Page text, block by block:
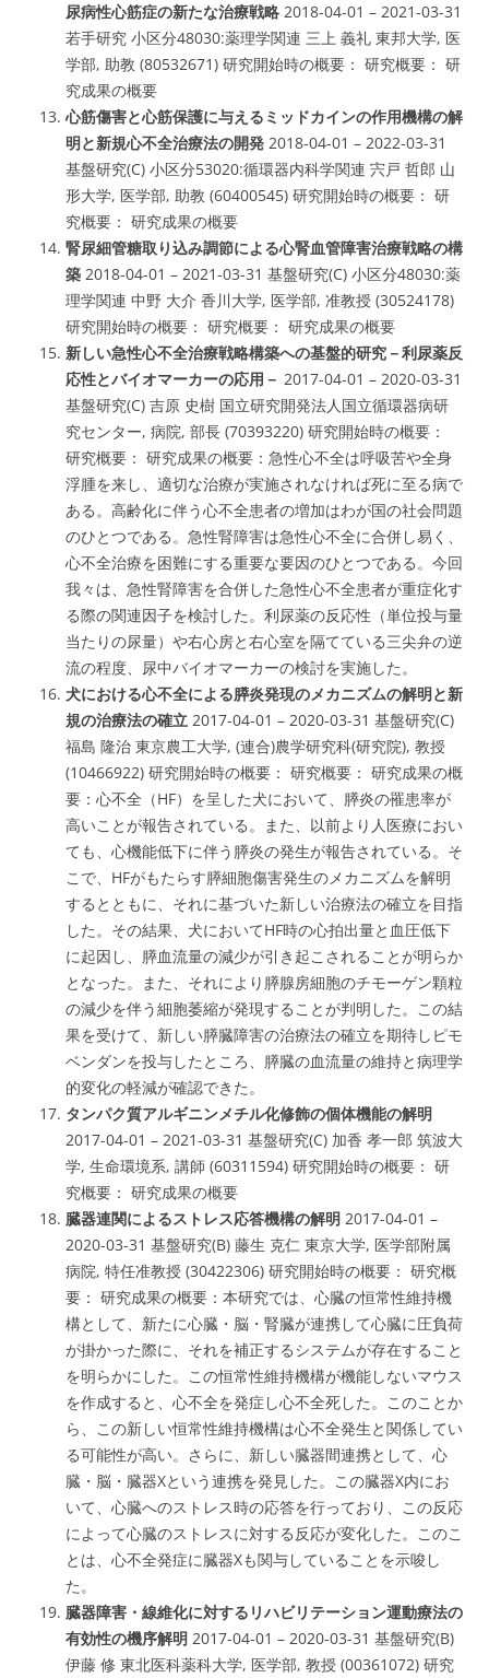
尿病性心筋症の新たな治療戦略 2018-04-01 – 2021-03-31
若手研究 小区分48030:薬理学関連 三上 義礼 東邦大学, 医
学部, 助教 (80532671) 研究開始時の概要： 研究概要： 研
究成果の概要
心筋傷害と心筋保護に与えるミッドカインの作用機構の解
明と新規心不全治療法の開発 2018-04-01 – 2022-03-31
基盤研究(C) 小区分53020:循環器内科学関連 宍戸 哲郎 山
形大学, 医学部, 助教 (60400545) 研究開始時の概要： 研
究概要： 研究成果の概要
腎尿細管糖取り込み調節による心腎血管障害治療戦略の構
築 2018-04-01 – 2021-03-31 基盤研究(C) 小区分48030:薬
理学関連 中野 大介 香川大学, 医学部, 准教授 (30524178)
研究開始時の概要： 研究概要： 研究成果の概要
新しい急性心不全治療戦略構築への基盤的研究－利尿薬反
応性とバイオマーカーの応用－ 2017-04-01 – 2020-03-31
基盤研究(C) 吉原 史樹 国立研究開発法人国立循環器病研
究センター, 病院, 部長 (70393220) 研究開始時の概要：
研究概要： 研究成果の概要： 急性心不全は呼吸苦や全身
浮腫を来し、適切な治療が実施されなければ死に至る病で
ある。高齢化に伴う心不全患者の増加はわが国の社会問題
のひとつである。 急性腎障害は急性心不全に合併し易く、
心不全治療を困難にする重要な要因のひとつである。今回
我々は、 急性腎障害を合併した急性心不全患者が重症化す
る際の関連因子を検討した。利尿薬の反応性（単位投与量
当たりの尿量）や右心房と右心室を隔てている三尖弁の逆
流の程度、尿中バイオマーカーの検討を実施した。
犬における心不全による膵炎発現のメカニズムの解明と新
規の治療法の確立 2017-04-01 – 2020-03-31 基盤研究(C)
福島 隆治 東京農工大学, (連合)農学研究科(研究院), 教授
(10466922) 研究開始時の概要： 研究概要： 研究成果の概
要： 心不全（HF）を呈した犬において、膵炎の罹患率が
高いことが報告されている。また、以前より人医療におい
ても、心機能低下に伴う膵炎の発生が報告されている。そ
こで、 HFがもたらす膵細胞傷害発生のメカニズムを解明
するとともに、それに基づいた新しい治療法の確立を目指
した。その結果、犬においてHF時の心拍出量と血圧低下
に起因し、膵血流量の減少が引き起こされることが明らか
となった。また、それにより 膵腺房細胞のチモーゲン顆粒
の減少を伴う細胞萎縮が発現することが判明した。この結
果を受けて、新しい膵臓障害の治療法の確立を期待し ピモ
ベンダンを投与したところ、膵臓の血流量の維持と病理学
的変化の軽減が確認できた。
タンパク質アルギニンメチル化修飾の個体機能の解明
2017-04-01 – 2021-03-31 基盤研究(C) 加香 孝一郎 筑波大
学, 生命環境系, 講師 (60311594) 研究開始時の概要： 研
究概要： 研究成果の概要
臓器連関によるストレス応答機構の解明 2017-04-01 –
2020-03-31 基盤研究(B) 藤生 克仁 東京大学, 医学部附属
病院, 特任准教授 (30422306) 研究開始時の概要： 研究概
要： 研究成果の概要：本研究では、心臓の恒常性維持機
構として、新たに心臓・脳・腎臓が連携して心臓に圧負荷
が掛かった際に、それを補正するシステムが存在すること
を明らかにした。この恒常性維持機構が機能しないマウス
を作成すると、心不全を発症し心不全死した。このことか
ら、この新しい恒常性維持機構は心不全発生と関係してい
る可能性が高い。さらに、新しい臓器間連携として、心
臓・脳・臓器Xという連携を発見した。この臓器X内にお
いて、心臓へのストレス時の応答を行っており、この反応
によって心臓のストレスに対する反応が変化した。このこ
とは、心不全発症に臓器Xも関与していることを示唆し
た。
臓器障害・線維化に対するリハビリテーション運動療法の
有効性の機序解明 2017-04-01 – 2020-03-31 基盤研究(B)
伊藤 修 東北医科薬科大学, 医学部, 教授 (00361072) 研究